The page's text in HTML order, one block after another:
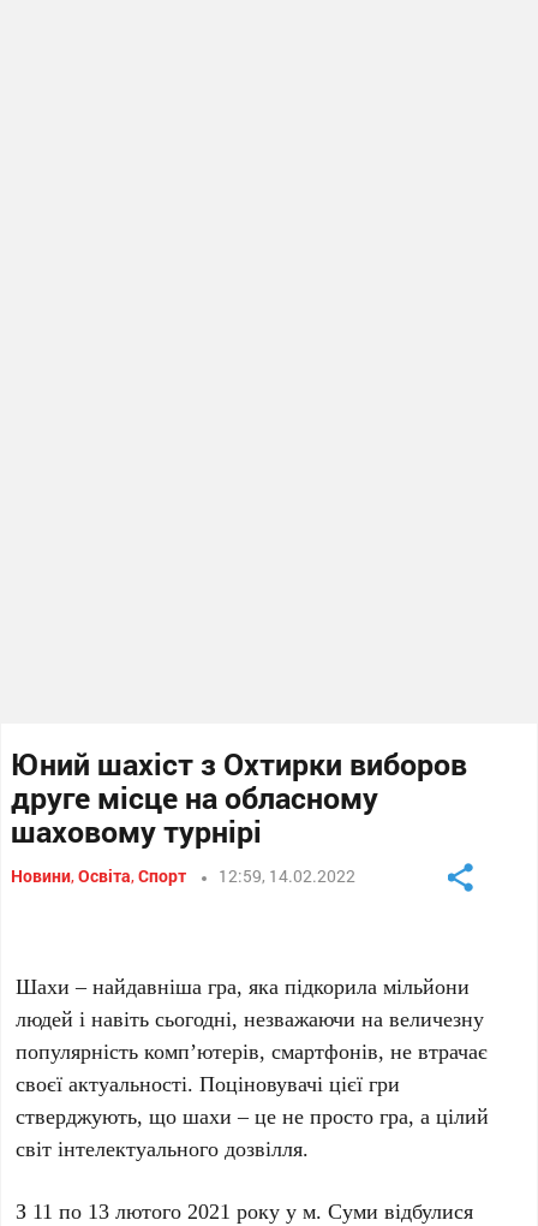
Юний шахіст з Охтирки виборов
друге місце на обласному
шаховому турнірі
Новини,Освіта,Спорт 12:59, 14.02.2022
Шахи – найдавніша гра, яка підкорила мільйони
людей і навіть сьогодні, незважаючи на величезну
популярність комп’ютерів, смартфонів, не втрачає
своєї актуальності. Поціновувачі цієї гри
стверджують, що шахи – це не просто гра, а цілий
світ інтелектуального дозвілля.
З 11 по 13 лютого 2021 року у м. Суми відбулися